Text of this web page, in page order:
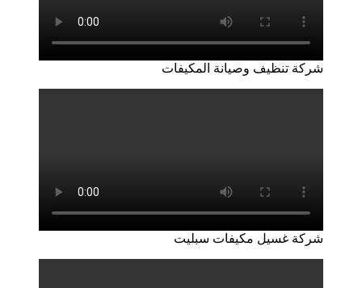
شركة تنظيف وصيانة المكيفات
شركة غسيل مكيفات سبليت